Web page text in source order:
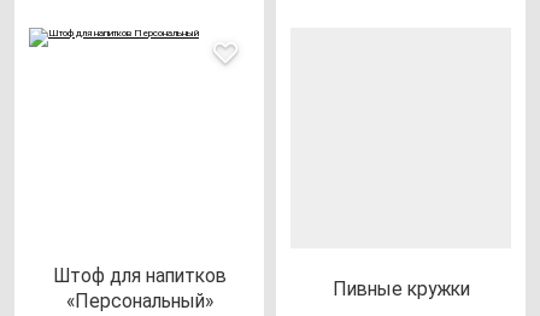
Штоф для на­пит­ков
«Пер­со­наль­ный»
Пив­ные круж­ки